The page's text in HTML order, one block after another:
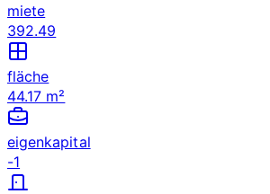
miete
392.49
fläche
44.17 m²
eigenkapital
-1